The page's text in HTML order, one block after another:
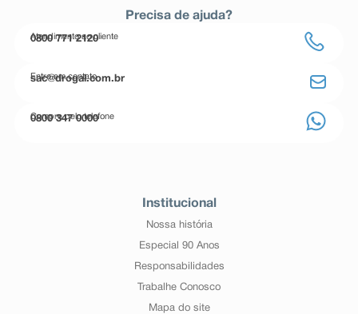
Precisa de ajuda?
Atendimento ao cliente
0800 771 2120
Entre em contato
sac@drogal.com.br
Compre pelo telefone
0800 347 0000
Institucional
Nossa história
Especial 90 Anos
Responsabilidades
Trabalhe Conosco
Mapa do site